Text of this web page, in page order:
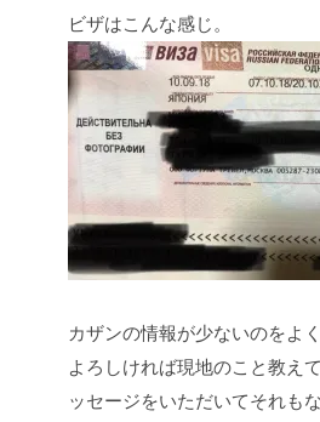
ビザはこんな感じ。
カザンの情報が少ないのをよ
よろしければ現地のこと教え
ッセージをいただいてそれも